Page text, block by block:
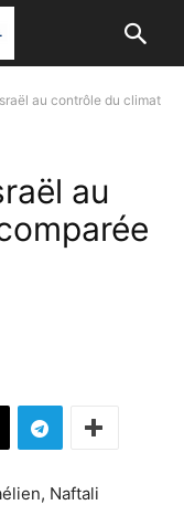
au contrôle du climat
au
Naftali